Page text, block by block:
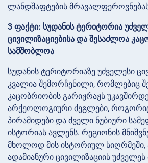
ლანდშაფტების
3 ფაქტი: სუდანის ტერიტორია
ცივილიზაციებისა და შესაძლოა
სამშობლოა
სუდანის ტერიტორიაზე უძველესი
კვალია შემორჩენილი, რომლებიც
კაცობრიობის გარიჟრაჟს
არქეოლოგიური ძეგლები,
პირამიდები და ძველი ნუბიური
ისტორიას ავლენს. რეგიონის
მხოლოდ მის ისტორიულ სიღრმეში,
ადამიანური ცივილიზაციის